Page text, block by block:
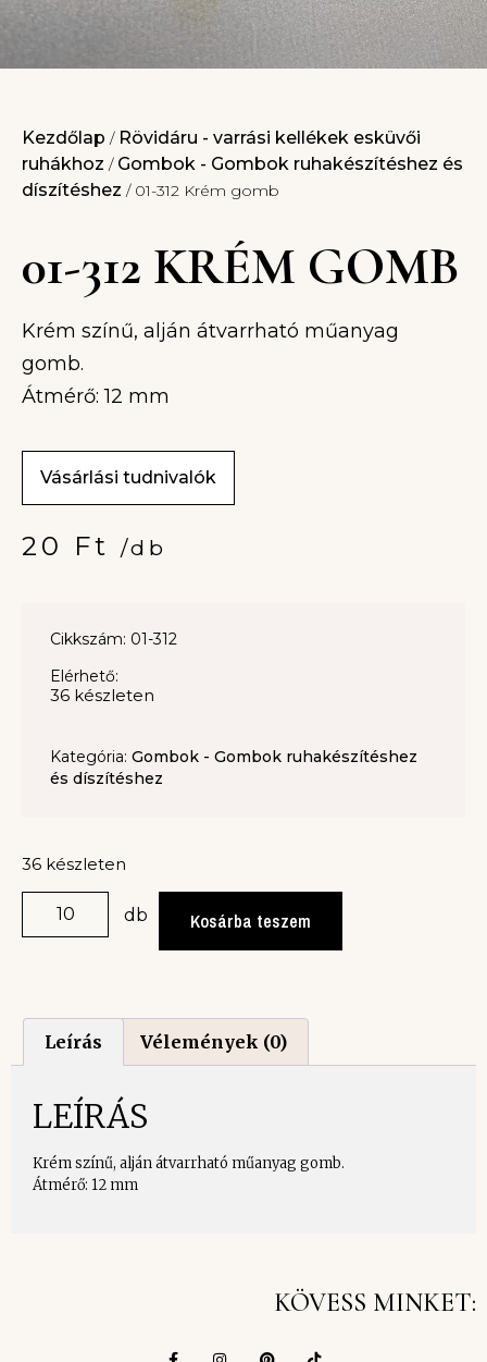
Kezdőlap / Rövidáru - varrási kellékek esküvői
ruhákhoz / Gombok - Gombok ruhakészítéshez és
díszítéshez / 01-312 Krém gomb
01-312 KRÉM GOMB
Krém színű, alján átvarrható műanyag
gomb.
Átmérő: 12 mm
Vásárlási tudnivalók
20 Ft /db
Cikkszám: 01-312
Elérhető:
36 készleten
Kategória: Gombok - Gombok ruhakészítéshez
és díszítéshez
36 készleten
db Kosárba teszem
Leírás Vélemények (0)
LEÍRÁS
Krém színű, alján átvarrható műanyag gomb.
Átmérő: 12 mm
KÖVESS MINKET: